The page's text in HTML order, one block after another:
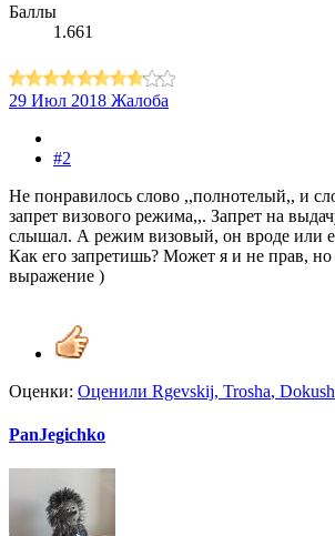
Баллы
1.661
29 Июл 2018 Жалоба
#2
Не понравилось слово ,,полнотелый,, и
запрет визового режима,,. Запрет на
слышал. А режим визовый, он вроде или
Как его запретишь? Может я и не прав, но
выражение )
Оценки: Оценили Rgevskij, Trosha, Dokush
PanJegichko